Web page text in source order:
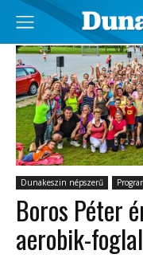
Dunakeszin népszerű
Boros Péter
aerobik-